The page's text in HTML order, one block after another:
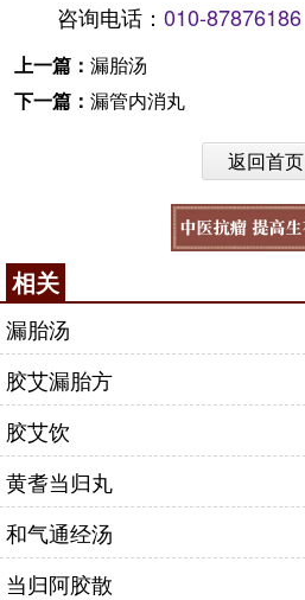
咨询电话： 010-87876186
上一篇： 漏胎汤
下一篇： 漏管内消丸
返回首页
相关
漏胎汤
胶艾漏胎方
胶艾饮
黄耆当归丸
和气通经汤
当归阿胶散